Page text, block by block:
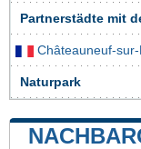
Partnerstädte mit
Châteauneuf-
Naturpark